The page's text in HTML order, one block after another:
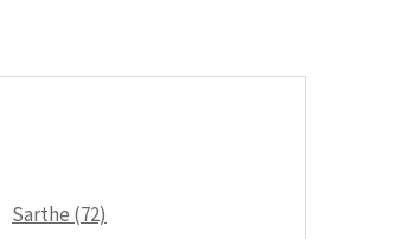
Sarthe (72)